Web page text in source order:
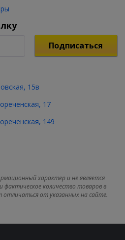
Подписаться
15в
17
149
характер и не является
количество товаров в
отличаться от указанных на сайте.